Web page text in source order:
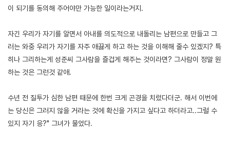
이 되기를 동의해 주어야만 가능한 일이라는거지.
자긴 우리가 자기를 알면서 아내를 의도적으로 내돌리는 남편으로 만들고 그
러는 와중 우리가 자기를 자주 애끓게 하고 하는 것을 이해해 줄수 있겠지? 특
히나 그리하는게 성준씨 그사람을 즐겁게 해주는 것이라면? 그사람이 정말 원
하는 것은 그런것 같애.
수년 전 질투가 심한 남편 때문에 한번 크게 곤경을 치렀다더군. 해서 이번에
는 당신은 그러지 않을 거라는 것에 확신을 가지고 싶다고 하더라고..그럴 수
있지 자기 응?" 그녀가 물었다.